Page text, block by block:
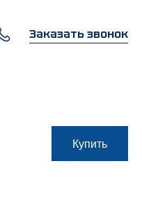
Заказать звонок
Купить